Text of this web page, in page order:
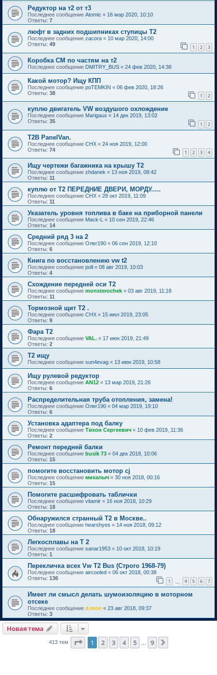
Редуктор на т2 от т3
Последнее сообщение Atomic « 16 мар 2020, 10:10
Ответы: 7
люфт в задних подшипниках ступицы Т2
Последнее сообщение zacora « 10 мар 2020, 14:00
Ответы: 49 1 2 3
Коробка СМ по частям на т2
Последнее сообщение DMITRY_BUS « 24 фев 2020, 14:38
Какой мотор? Ищу КПП
Последнее сообщение poTEMKIN « 06 фев 2020, 18:26
Ответы: 38 1 2
куплю двигатель VW воздушого охлождение
Последнее сообщение Marigaux « 14 дек 2019, 13:02
Ответы: 35 1 2
T2B PanelVan.
Последнее сообщение CHX « 24 ноя 2019, 12:00
Ответы: 74 1 2 3 4
Ищу чертежи багажника на крышу Т2
Последнее сообщение zhdanek « 13 ноя 2019, 08:42
Ответы: 11
куплю от Т2 ПЕРЕДНИЕ ДВЕРИ, МОРДУ.....
Последнее сообщение CHX « 28 окт 2019, 11:09
Ответы: 11
Указатель уровня топлива в баке на приборной панели
Последнее сообщение Mack-L « 10 сен 2019, 22:46
Ответы: 14
Средний ряд 3 на 2
Последнее сообщение Олег190 « 06 сен 2019, 12:10
Ответы: 6
Книга по восстановлению vw t2
Последнее сообщение poll « 08 авг 2019, 10:03
Ответы: 4
Схождение передней оси Т2
Последнее сообщение monsterochek « 03 авг 2019, 11:18
Ответы: 11
Тормозной щит Т2 .
Последнее сообщение CHX « 15 июл 2019, 23:05
Ответы: 9
Фара Т2
Последнее сообщение VAL. « 17 июн 2019, 21:49
Ответы: 2
Т2 ищу
Последнее сообщение sun4evag « 13 июн 2019, 10:58
Ищу рулевой редуктор
Последнее сообщение AN12 « 13 мар 2019, 21:26
Ответы: 6
Распределительная труба отопления, замена!
Последнее сообщение Олег190 « 04 мар 2019, 19:10
Ответы: 6
Установка адаптера под балку
Последнее сообщение Тихон Сергеевич « 10 фев 2019, 11:36
Ответы: 2
Ремонт передней балки
Последнее сообщение busik 73 « 04 дек 2018, 10:06
Ответы: 15
помогите восстановить мотор cj
Последнее сообщение михалыч « 30 ноя 2018, 00:16
Ответы: 15
Помогите расшифровать таблички
Последнее сообщение vitamir « 16 ноя 2018, 10:29
Ответы: 18
Обнаружился странный Т2 в Москве..
Последнее сообщение hearshyes « 14 ноя 2018, 09:12
Ответы: 18
Легкосплавы на Т 2
Последнее сообщение sanar1953 « 10 окт 2018, 10:19
Ответы: 1
Перекличка всех Vw T2 Bus (Строго 1968-79)
Последнее сообщение aircooled « 06 окт 2018, 00:38
Ответы: 136 1 4 5 6 7
Имеет ли смысл делать шумоизоляцию в моторном
отсеке
Последнее сообщение d.mon « 23 авг 2018, 09:37
Ответы: 3
Новая тема
413 тем Страница из
1 2 3 4 5 9